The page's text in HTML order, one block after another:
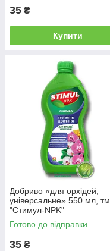
35 ₴
Купити
Добриво «для орхідей,
універсальне» 550 мл, тм
"Стимул-NPK"
Готово до відправки
35 ₴